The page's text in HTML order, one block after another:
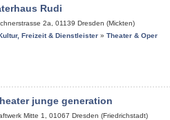
Rudi
2a 01139 Dresden (Mickten)
Freizeit & Dienstleister » Theater & Oper
junge generation
Mitte 1 01067 Dresden (Friedrichstadt)